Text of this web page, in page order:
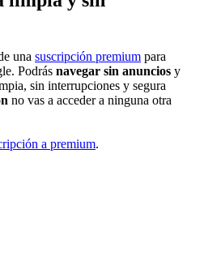
una suscripción premium para
Podrás navegar sin anuncios y
sin interrupciones y segura
no vas a acceder a ninguna otra
a premium.